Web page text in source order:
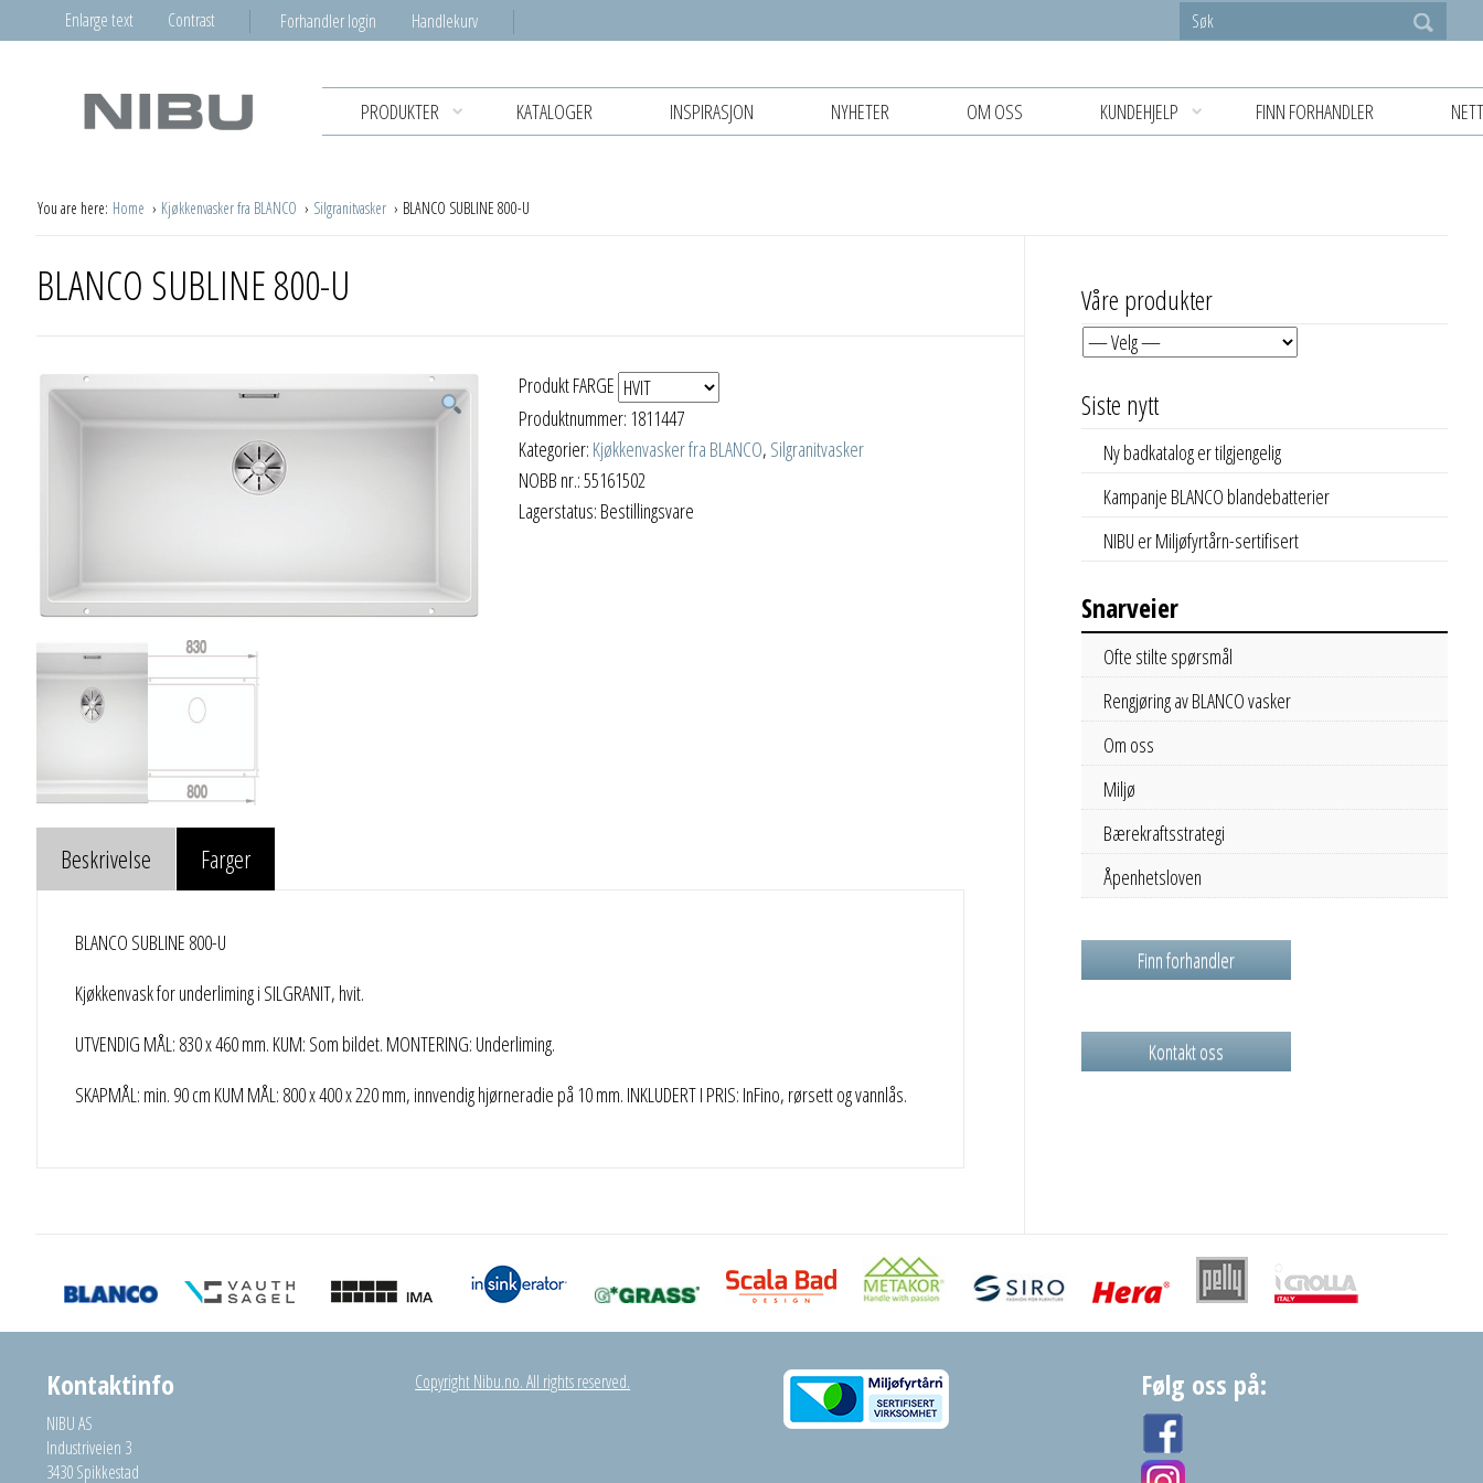
Enlarge text Contrast Forhandler login Handlekurv
PRODUKTER KATALOGER INSPIRASJON NYHETER OM OSS KUNDEHJELP FINN FORHANDLER
You are here: Home Kjøkkenvasker fra BLANCO Silgranitvasker BLANCO SUBLINE 800-U
BLANCO SUBLINE 800-U
Produkt FARGE
Produktnummer: 1811447
Kategorier: Kjøkkenvasker fra BLANCO, Silgranitvasker
NOBB nr.: 55161502
Lagerstatus: Bestillingsvare
Beskrivelse Farger
BLANCO SUBLINE 800-U
Kjøkkenvask for underliming i SILGRANIT, hvit.
UTVENDIG MÅL: 830 x 460 mm. KUM: Som bildet. MONTERING: Underliming.
SKAPMÅL: min. 90 cm KUM MÅL: 800 x 400 x 220 mm, innvendig hjørneradie på 10 mm. INKLUDERT I PRIS: InFino, rørsett og vannlås.
Våre produkter
Siste nytt
Ny badkatalog er tilgjengelig
Kampanje BLANCO blandebatterier
NIBU er Miljøfyrtårn-sertifisert
Snarveier
Ofte stilte spørsmål
Rengjøring av BLANCO vasker
Om oss
Miljø
Bærekraftsstrategi
Åpenhetsloven
Finn forhandler
Kontakt oss
Kontaktinfo
NIBU AS
Industriveien 3
3430 Spikkestad
Copyright Nibu.no. All rights reserved. Følg oss på: